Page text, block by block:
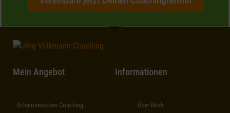
Mein Angebot
Schamanisches Coaching
Informationen
Über Mich